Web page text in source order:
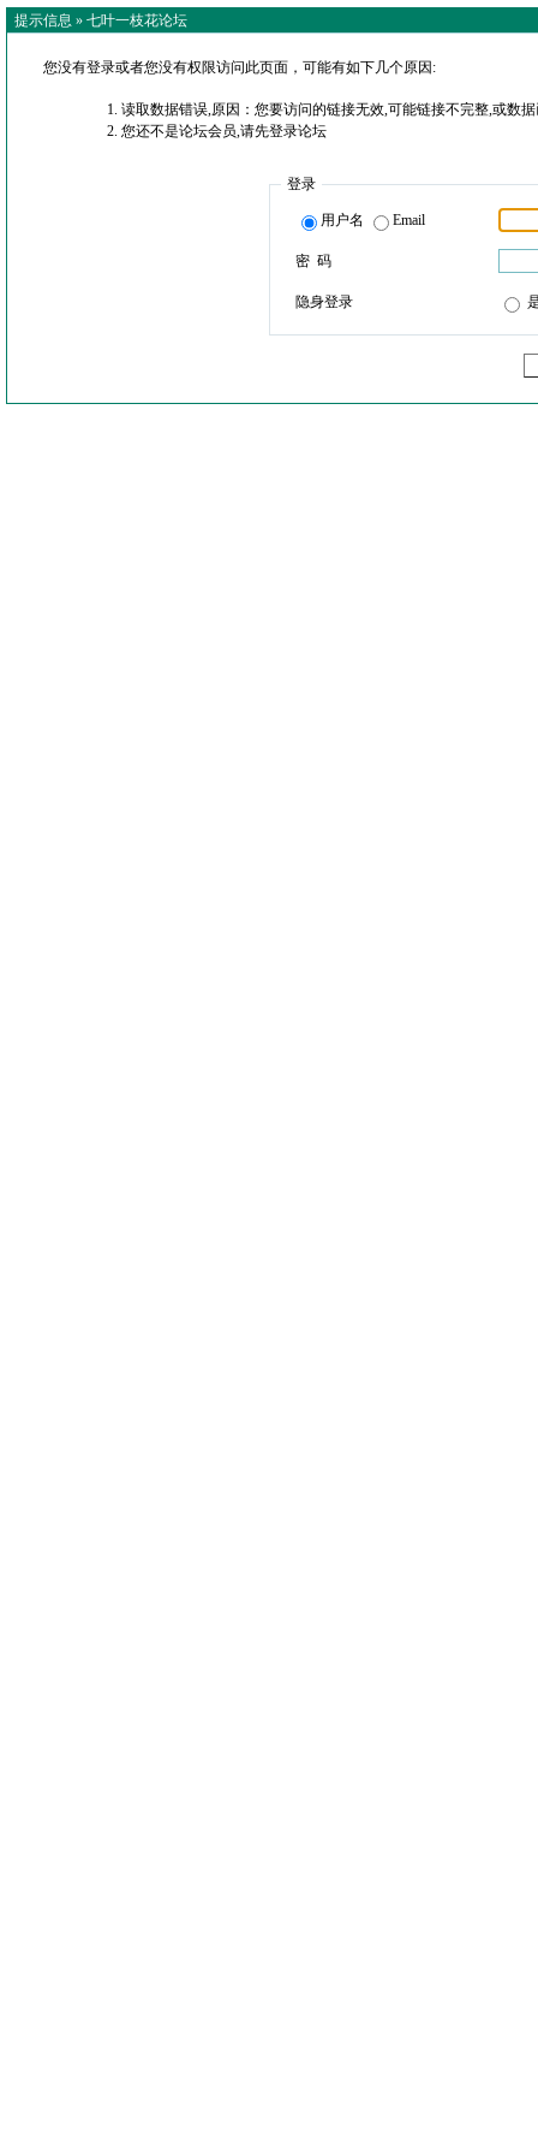
提示信息 » 七叶一枝花论坛
您没有登录或者您没有权限访问此页面，可能有如下几个原因:
读取数据错误,原因：您要访问的链接无效,可能链接不完整,或数
您还不是论坛会员,请先登录论坛
登录
用户名 Email
密 码
隐身登录